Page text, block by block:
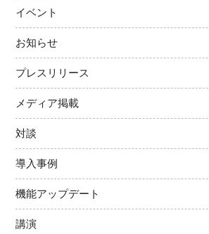
イベント
お知らせ
プレスリリース
メディア掲載
対談
導入事例
機能アップデート
講演